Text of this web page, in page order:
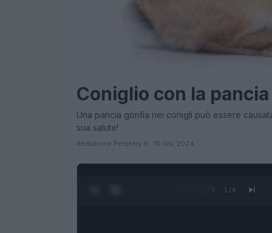
Coniglio con la
Una pancia gonfia nei conigli può essere
sua salute!
Redazione Petstory.it · 19 Giu 2024
0:28 / 1:23 1 /4